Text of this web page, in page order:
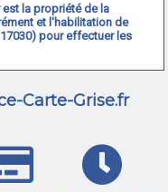
la propriété de la
et l'habilitation de
17030) pour effectuer les
Carte-Grise.fr